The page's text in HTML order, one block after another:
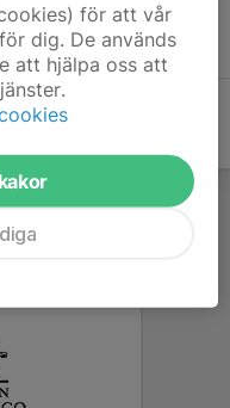
för att vår
dig. De används
att hjälpa oss att